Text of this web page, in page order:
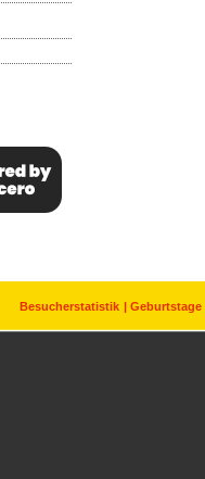
Besucherstatistik Geburtstage